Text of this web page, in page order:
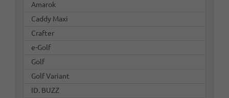
Amarok
Caddy Maxi
Crafter
e-Golf
Golf
Golf Variant
ID. BUZZ